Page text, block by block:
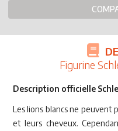
Figurine
Description officielle
Les lions blancs ne peuvent
et leurs cheveux.